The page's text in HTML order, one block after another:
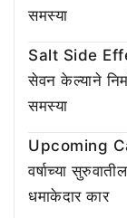
समस्या
Salt Side
सेवन केल्याने
समस्या
Upcoming
वर्षाच्या
धमाकेदार कार